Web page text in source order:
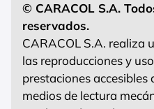
© CARACOL S.A.
reservados.
CARACOL S.A. realiza
las reproducciones y
prestaciones accesibles
medios de lectura